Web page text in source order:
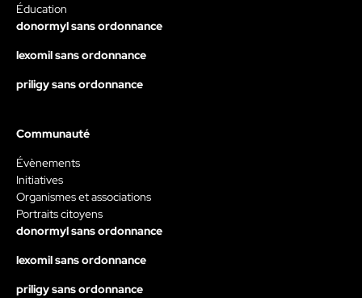
Éducation
donormyl sans ordonnance
lexomil sans ordonnance
priligy sans ordonnance
Communauté
Évènements
Initiatives
Organismes et associations
Portraits citoyens
donormyl sans ordonnance
lexomil sans ordonnance
priligy sans ordonnance